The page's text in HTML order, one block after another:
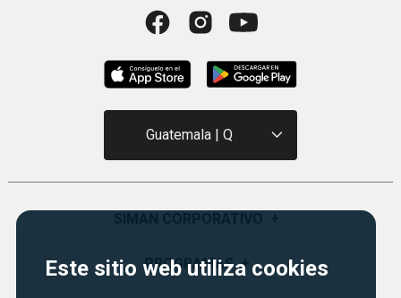
Este sitio web utiliza cookies
Guatemala | Q
Quiénes Somos
PROGRAMAS +